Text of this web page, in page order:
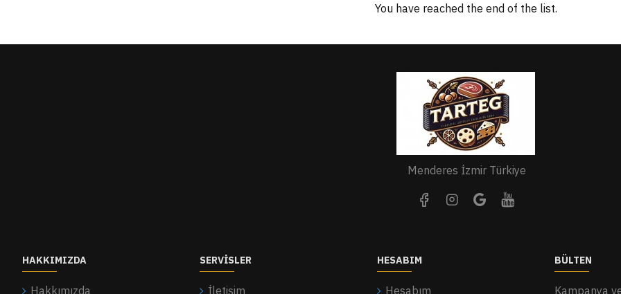
You have reached the end of the list.
Menderes İzmir Türkiye
HAKKIMIZDA
Hakkımızda
SERVISLER
İletişim
HESABIM
Hesabım
BÜLTEN
Kampanya